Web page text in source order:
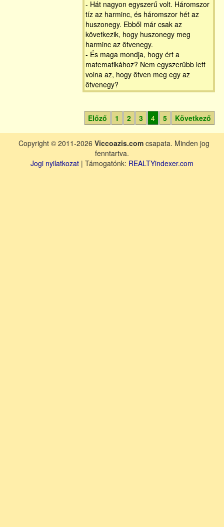
- Hát nagyon egyszerű volt. Háromszor
tíz az harminc, és háromszor hét az
huszonegy. Ebből már csak az
következik, hogy huszonegy meg
harminc az ötvenegy.
- És maga mondja, hogy ért a
matematikához? Nem egyszerűbb lett
volna az, hogy ötven meg egy az
ötvenegy?
Előző 1 2 3 4 5 Következő
Copyright © 2011-2026 Viccoazis.com csapata. Minden jog
fenntartva.
Jogi nyilatkozat | Támogatónk: REALTYindexer.com